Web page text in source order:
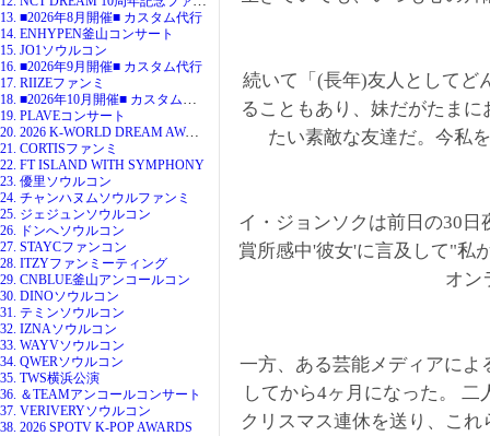
13. ■2026年8月開催■ カスタム代行
14. ENHYPEN釜山コンサート
15. JO1ソウルコン
16. ■2026年9月開催■ カスタム代行
17. RIIZEファンミ
18. ■2026年10月開催■ カスタム代行
19. PLAVEコンサート
20. 2026 K-WORLD DREAM AWARDS
21. CORTISファンミ
22. FT ISLAND WITH SYMPHONY
23. 優里ソウルコン
24. チャンハヌムソウルファンミ
25. ジェジュンソウルコン
26. ドンへソウルコン
27. STAYCファンコン
28. ITZYファンミーティング
29. CNBLUE釜山アンコールコン
30. DINOソウルコン
31. テミンソウルコン
32. IZNAソウルコン
33. WAYVソウルコン
34. QWERソウルコン
35. TWS横浜公演
36. ＆TEAMアンコールコンサート
37. VERIVERYソウルコン
38. 2026 SPOTV K-POP AWARDS
続いて「(長年)友人としてど
ることもあり、妹だがたま
たい素敵な友達だ。今私
イ・ジョンソクは前日の30
賞所感中'彼女'に言及して"私
オン
一方、ある芸能メディアに
してから4ヶ月になった。
クリスマス連休を送り、こ